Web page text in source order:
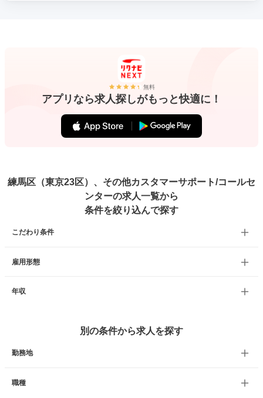
無料
アプリなら求人探しがもっと快適に！
練馬区（東京23区）、その他カスタマーサポート/コールセ
ンターの求人一覧から
条件を絞り込んで探す
こだわり条件
雇用形態
年収
別の条件から求人を探す
勤務地
職種